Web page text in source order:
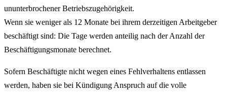
ununterbrochener Betriebszugehörigkeit.
Wenn sie weniger als 12 Monate bei ihrem derzeitigen Arbeitgeber
beschäftigt sind: Die Tage werden anteilig nach der Anzahl der
Beschäftigungsmonate berechnet.
Sofern Beschäftigte nicht wegen eines Fehlverhaltens entlassen
werden, haben sie bei Kündigung Anspruch auf die volle